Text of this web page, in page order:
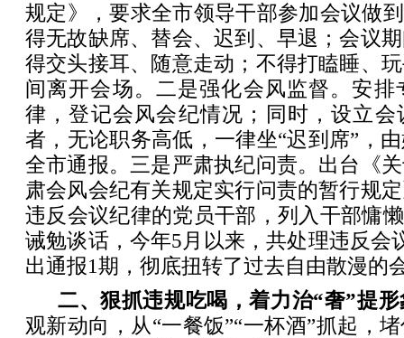
规定》，要求全市领导干部参加会议做
得无故缺席、替会、迟到、早退；会议
得交头接耳、随意走动；不得打瞌睡、
间离开会场。二是强化会风监督。安排
律，登记会风会纪情况；同时，设立会
者，无论职务高低，一律坐“迟到席”，
全市通报。三是严肃执纪问责。出台《
肃会风会纪有关规定实行问责的暂行规
违反会议纪律的党员干部，列入干部慵
诫勉谈话，今年5月以来，共处理违反会
出通报1期，彻底扭转了过去自由散漫的
二、狠抓违规吃喝，着力治“奢”提
观新动向，从“一餐饭”“一杯酒”抓起，